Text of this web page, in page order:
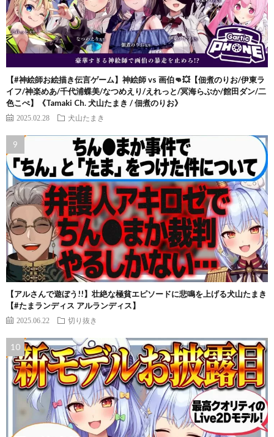
【#神絵師お絵描き伝言ゲーム】神絵師 vs 画伯👊💥【佃煮のりお/伊東ラ
イフ/神楽めあ/千代浦蝶美/なつめえり/えれっと/冥海らぶか/館田ダン/二
色こぺ】《Tamaki Ch. 犬山たまき / 佃煮のりお》
2025.02.28 犬山たまき
【アルさんで遊ぼう!!】壮絶な極貧エピソードに悲鳴を上げる犬山たまき
【#たまランディス アルランディス】
2025.06.22 切り抜き